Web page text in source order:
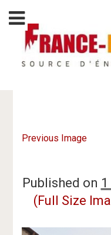
Previous Image
Published on
(Full Size